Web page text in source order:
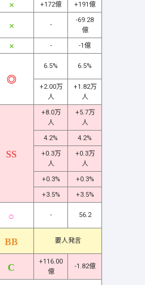
+172億 +191億
-
-69.28
億
- -1億
6.5% 6.5%
+2.00万
人
+1.82万
人
+8.0万
人
+5.7万
人
4.2% 4.2%
+0.3万
人
+0.3万
人
+0.3%
+0.3%
+3.5%
+3.5%
- 56.2
要人発言
+116.00
億
-1.82億